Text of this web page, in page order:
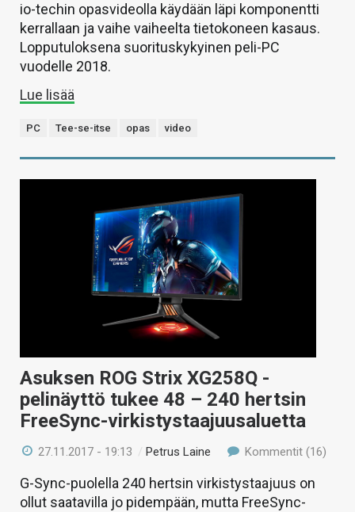
io-techin opasvideolla käydään läpi komponentti
kerrallaan ja vaihe vaiheelta tietokoneen kasaus.
Lopputuloksena suorituskykyinen peli-PC
vuodelle 2018.
Lue lisää
PC Tee-se-itse opas video
Asuksen ROG Strix XG258Q -
pelinäyttö tukee 48 – 240 hertsin
FreeSync-virkistystaajuusaluetta
27.11.2017 - 19:13 /Petrus Laine Kommentit (16)
G-Sync-puolella 240 hertsin virkistystaajuus on
ollut saatavilla jo pidempään, mutta FreeSync-